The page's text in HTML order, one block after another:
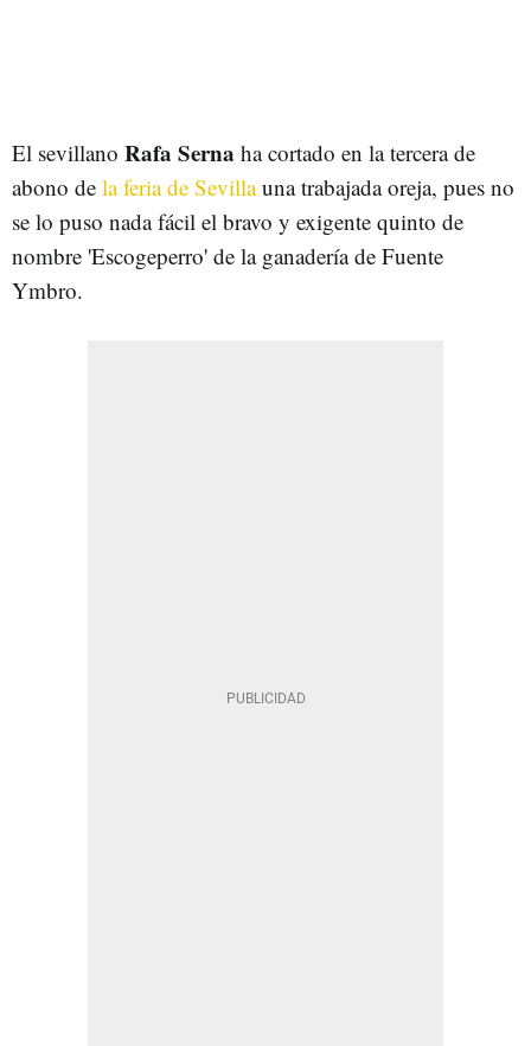
El sevillano Rafa Serna ha cortado en la tercera de
abono de la feria de Sevillauna trabajada oreja, pues no
se lo puso nada fácil el bravo y exigente quinto de
nombre 'Escogeperro' de la ganadería de Fuente
Ymbro.